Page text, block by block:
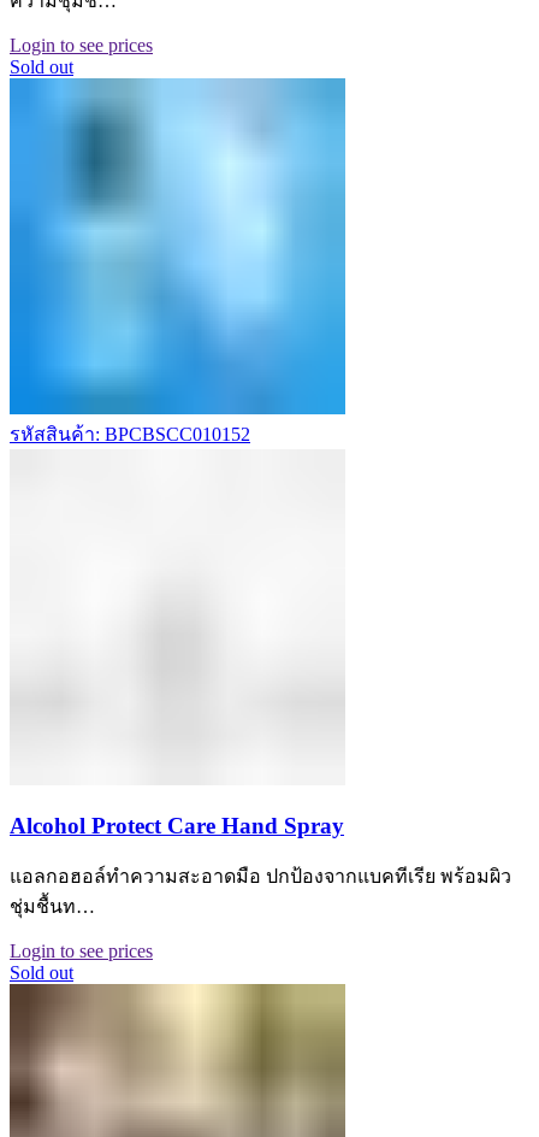
Login to see prices
Sold out
รหัสสินค้า: BPCBSCC010152
Alcohol Protect Care Hand Spray
แอลกอฮอล์ทำความสะอาดมือ ปกป้องจากแบคทีเรีย พร้อมผิว
ชุ่มชื้นท…
Login to see prices
Sold out